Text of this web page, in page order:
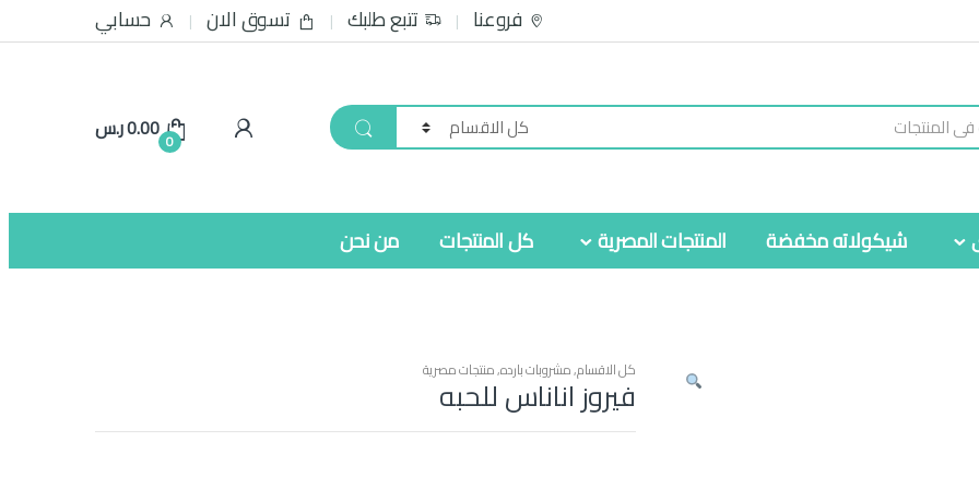
فروعنا تتبع طلبك تسوق الان حسابي
0
0.00ر.س
شيكولاته مخفضة المنتجات المصرية كل المنتجات من نحن
كل الاقسام,مشروبات بارده,منتجات مصرية
فيروز اناناس للحبه